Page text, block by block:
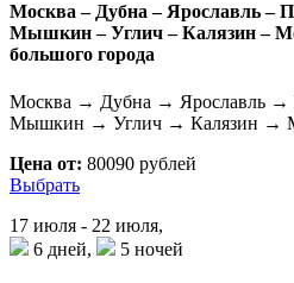
Москва – Дубна – Ярославль –
Мышкин – Углич – Калязин –
большого города
Москва → Дубна → Ярославль →
Мышкин → Углич → Калязин →
Цена от: 80090 рублей
Выбрать
17 июля - 22 июля,
6 дней,
5 ночей